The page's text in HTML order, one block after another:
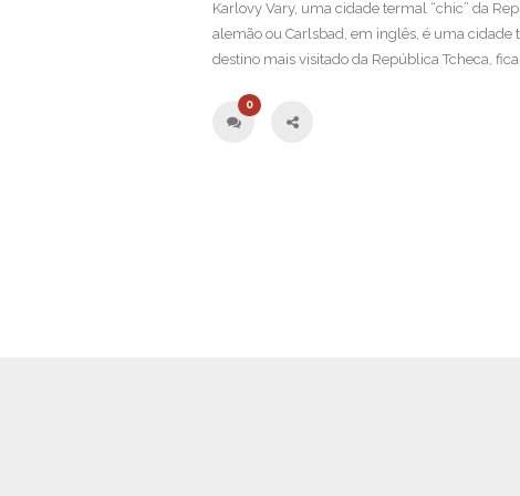
Karlovy Vary, uma cidade termal “chic” da
alemão ou Carlsbad, em inglês, é uma
destino mais visitado da República Tcheca,
0